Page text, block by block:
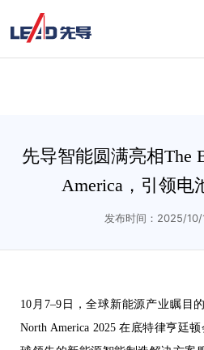
先导智能圆满亮相The
America，引领电
发布时间：2025/
10月7–9日，全球新能源产业瞩目
North America 2025 在底特律亨廷